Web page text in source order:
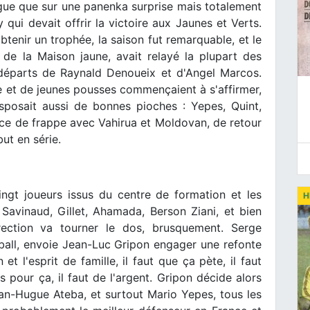
que sur une panenka surprise mais totalement
qui devait offrir la victoire aux Jaunes et Verts.
un trophée, la saison fut remarquable, et le
la Maison jaune, avait relayé la plupart des
de Raynald Denoueix et d'Angel Marcos.
de jeunes pousses commençaient à s'affirmer,
aussi de bonnes pioches : Yepes, Quint,
de frappe avec Vahirua et Moldovan, de retour
en série.
joueurs issus du centre de formation et les
Gillet, Ahamada, Berson Ziani, et bien
va tourner le dos, brusquement. Serge
envoie Jean-Luc Gripon engager une refonte
et l'esprit de famille, il faut que ça pète, il faut
pour ça, il faut de l'argent. Gripon décide alors
Hugue Ateba, et surtout Mario Yepes, tous les